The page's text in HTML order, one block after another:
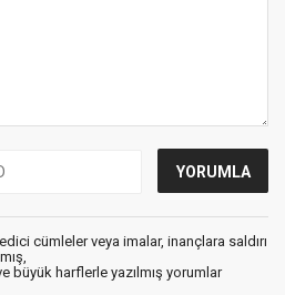
cümleler veya imalar, inançlara saldırı
büyük harflerle yazılmış yorumlar